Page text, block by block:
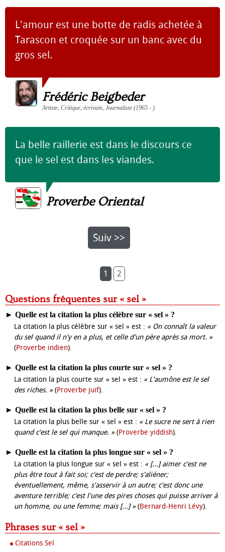
L'amour est une botte de radis achetée à
Tarascon et croquée sur un banc avec du
gros sel.
Frédéric Beigbeder
Artiste, Critique, écrivain, Journaliste (1965 - )
La belle raillerie est dans le discours ce
que le sel est dans les viandes.
Proverbe Oriental
Suiv >>
1 2
Questions fréquentes sur « sel »
► Quelle est la citation la plus célèbre sur « sel » ?
La citation la plus célèbre sur « sel » est : « On connaît la valeur
du sel quand il n'y en a plus, et celle d'un père après sa mort. »
(Proverbe indien).
► Quelle est la citation la plus courte sur « sel » ?
La citation la plus courte sur « sel » est : « L'aumône est le sel
des riches. »(Proverbe juif).
► Quelle est la citation la plus belle sur « sel » ?
La citation la plus belle sur « sel » est : « Le sucre ne sert à rien
quand c'est le sel qui manque. »(Proverbe yiddish).
► Quelle est la citation la plus longue sur « sel » ?
La citation la plus longue sur « sel » est : « [...] aimer c'est ne
plus être tout à fait soi; c'est de perdre; s'aliéner;
éventuellement, même, s'asservir à un autre; c'est donc une
aventure terrible; c'est l'une des pires choses qui puisse arriver à
un homme, ou une femme; mais [...] »(Bernard-Henri Lévy).
Phrases sur « sel »
Citations Sel